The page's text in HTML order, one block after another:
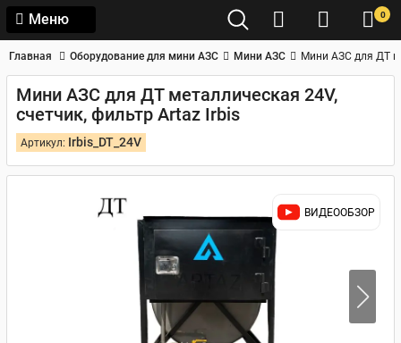
Меню 0
Главная Оборудование для мини АЗС Мини АЗС Мини АЗС для ДТ
Мини АЗС для ДТ металлическая 24V,
счетчик, фильтр Artaz Irbis
Артикул: Irbis_DT_24V
ВИДЕООБЗОР